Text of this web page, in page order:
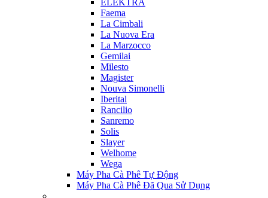
ELEKTRA
Faema
La Cimbali
La Nuova Era
La Marzocco
Gemilai
Milesto
Magister
Nouva Simonelli
Iberital
Rancilio
Sanremo
Solis
Slayer
Welhome
Wega
Máy Pha Cà Phê Tự Động
Máy Pha Cà Phê Đã Qua Sử Dụng